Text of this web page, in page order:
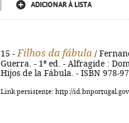
ADICIONAR À LISTA
15 - Filhos da fábula /
Guerra. - 1ª ed. - Alfragide :
Hijos de la Fábula. - ISBN 978-
Link persistente: http://